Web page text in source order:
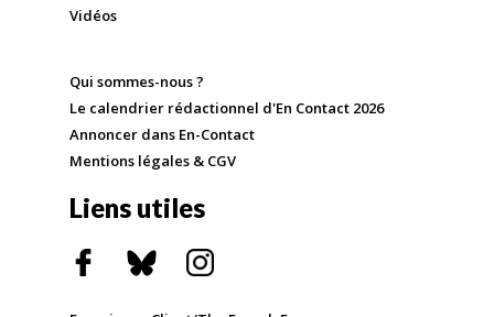
Vidéos
Qui sommes-nous ?
Le calendrier rédactionnel d'En Contact 2026
Annoncer dans En-Contact
Mentions légales & CGV
Liens utiles